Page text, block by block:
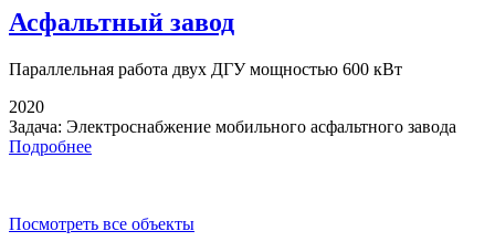
Асфальтный завод
Параллельная работа двух ДГУ мощностью 600 кВт
2020
Задача: Электроснабжение мобильного асфальтного завода
Подробнее
Посмотреть все объекты